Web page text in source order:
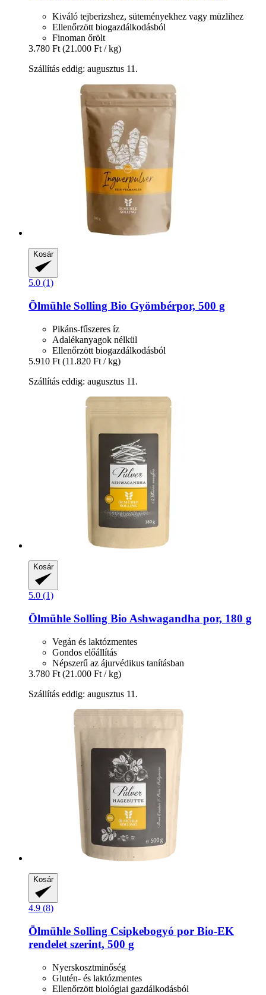
Kiváló tejberizshez, süteményekhez vagy müzlihez
Ellenőrzött biogazdálkodásból
Finoman őrölt
3.780 Ft (21.000 Ft / kg)
Szállítás eddig: augusztus 11.
Kosár
5.0 (1)
Ölmühle Solling Bio Gyömbérpor, 500 g
Pikáns-fűszeres íz
Adalékanyagok nélkül
Ellenőrzött biogazdálkodásból
5.910 Ft (11.820 Ft / kg)
Szállítás eddig: augusztus 11.
Kosár
5.0 (1)
Ölmühle Solling Bio Ashwagandha por, 180 g
Vegán és laktózmentes
Gondos előállítás
Népszerű az ájurvédikus tanításban
3.780 Ft (21.000 Ft / kg)
Szállítás eddig: augusztus 11.
Kosár
4.9 (8)
Ölmühle Solling Csipkebogyó por Bio-​EK
rendelet szerint, 500 g
Nyerskosztminőség
Glutén- és laktózmentes
Ellenőrzött biológiai gazdálkodásból